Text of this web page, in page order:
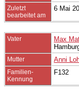
Zuletzt
bearbeitet am
6 Mai
Vater Max
Mutter Anni
Familien-
Kennung
F132